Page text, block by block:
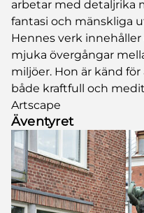
arbetar med detaljrika
fantasi och mänskliga
Hennes verk
mjuka övergångar
miljöer. Hon är känd
både kraftfull och
Artscape
Äventyret